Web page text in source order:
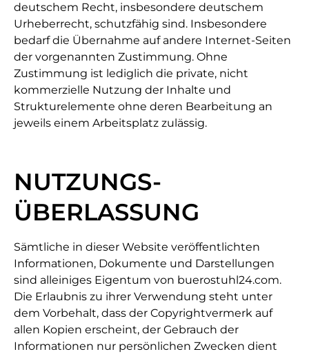
deutschem Recht, insbesondere deutschem
Urheberrecht, schutzfähig sind. Insbesondere
bedarf die Übernahme auf andere Internet-Seiten
der vorgenannten Zustimmung. Ohne
Zustimmung ist lediglich die private, nicht
kommerzielle Nutzung der Inhalte und
Strukturelemente ohne deren Bearbeitung an
jeweils einem Arbeitsplatz zulässig.
NUTZUNGS-
ÜBERLASSUNG
Sämtliche in dieser Website veröffentlichten
Informationen, Dokumente und Darstellungen
sind alleiniges Eigentum von buerostuhl24.com.
Die Erlaubnis zu ihrer Verwendung steht unter
dem Vorbehalt, dass der Copyrightvermerk auf
allen Kopien erscheint, der Gebrauch der
Informationen nur persönlichen Zwecken dient